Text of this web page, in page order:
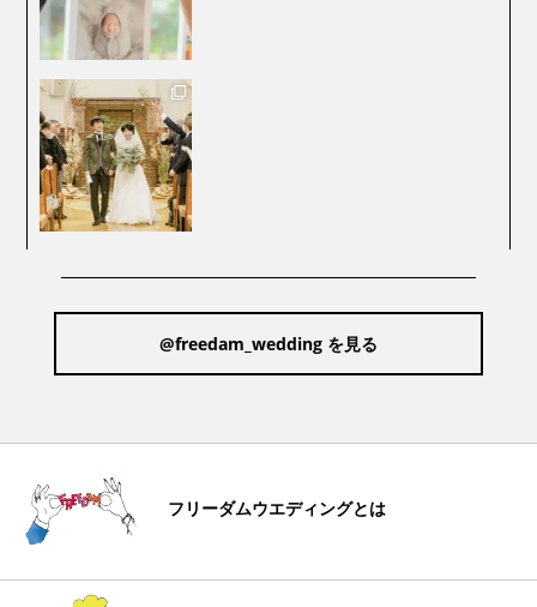
@freedam_wedding を見る
フリーダムウエディングとは